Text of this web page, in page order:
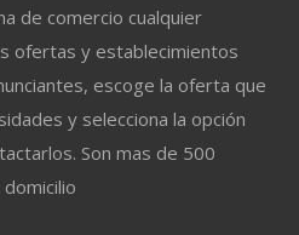
de comercio cualquier
ofertas y establecimientos
escoge la oferta que
y selecciona la opción
Son mas de 500